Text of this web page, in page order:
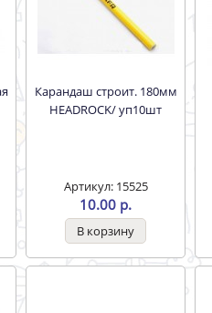
Карандаш строит. 180мм
HEADROCK/ уп10шт
Артикул: 15525
10.00 р.